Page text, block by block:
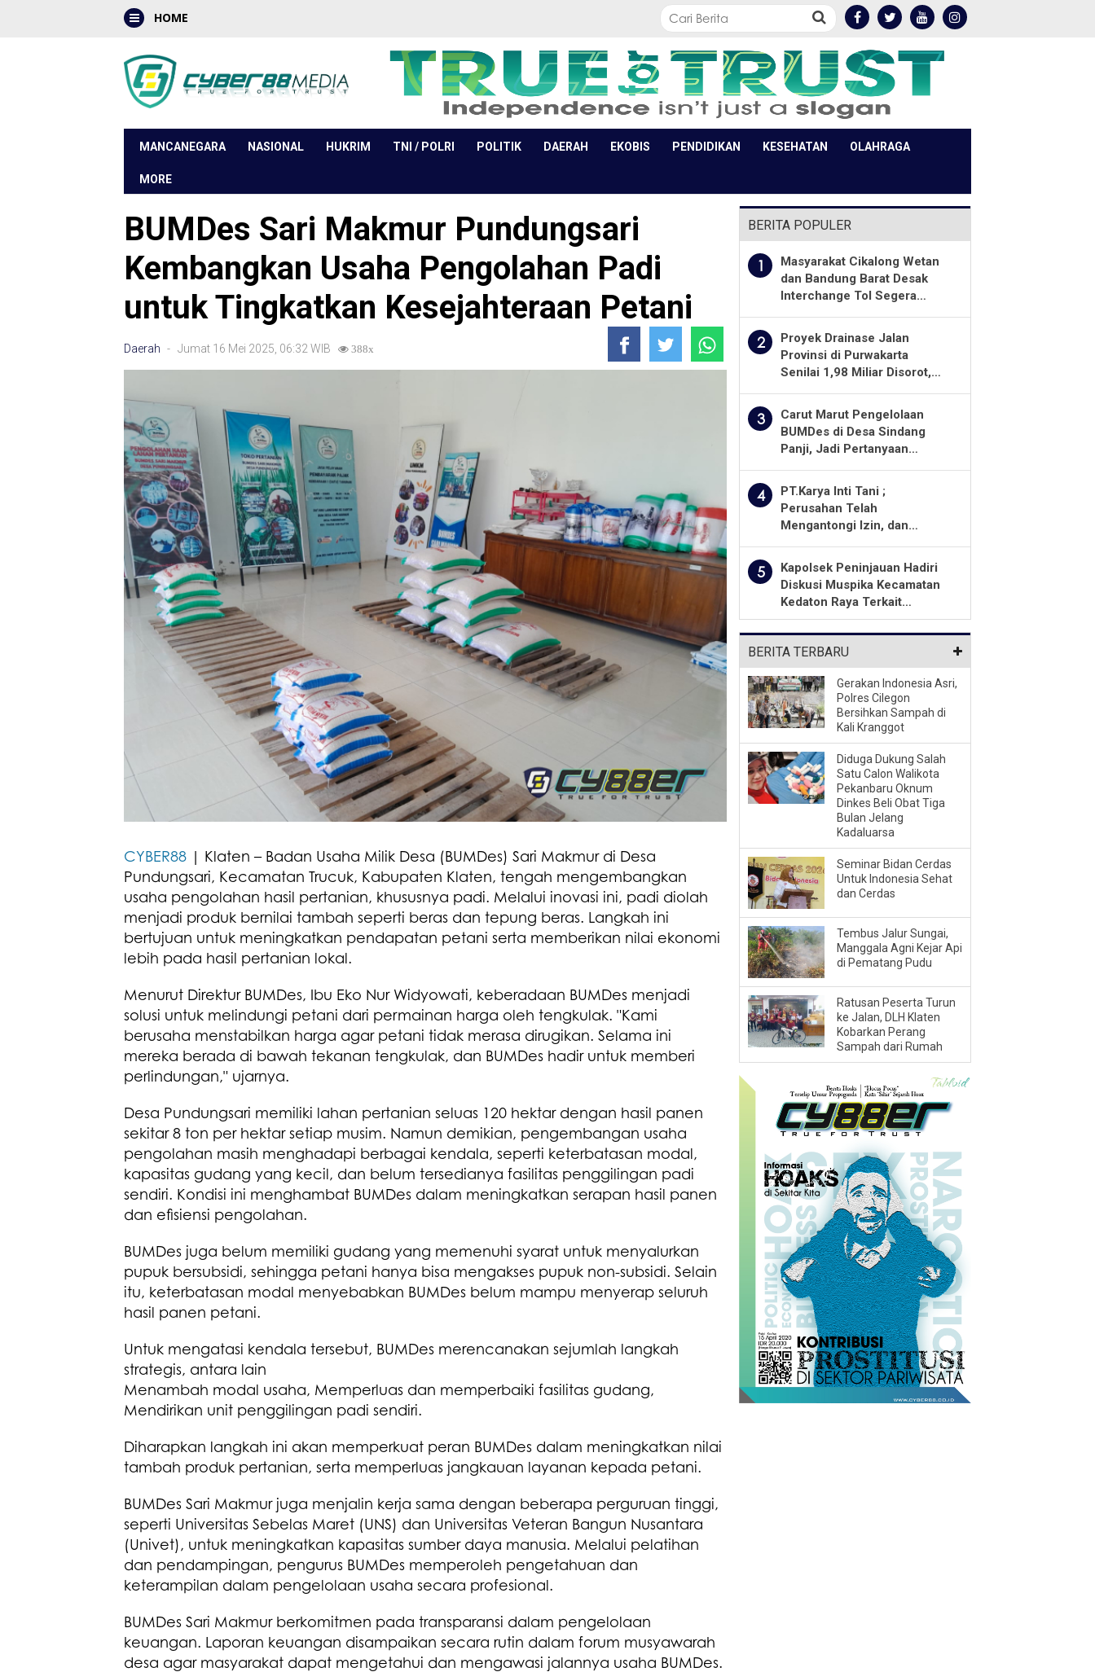
HOME
MANCANEGARA NASIONAL HUKRIM TNI / POLRI POLITIK DAERAH EKOBIS PENDIDIKAN KESEHATAN OLAHRAGA
MORE
BUMDes Sari Makmur Pundungsari
Kembangkan Usaha Pengolahan Padi
untuk Tingkatkan Kesejahteraan Petani
Daerah - Jumat 16 Mei 2025, 06:32 WIB 388x
CYBER88 | Klaten – Badan Usaha Milik Desa (BUMDes) Sari Makmur di Desa
Pundungsari, Kecamatan Trucuk, Kabupaten Klaten, tengah mengembangkan
usaha pengolahan hasil pertanian, khususnya padi. Melalui inovasi ini, padi diolah
menjadi produk bernilai tambah seperti beras dan tepung beras. Langkah ini
bertujuan untuk meningkatkan pendapatan petani serta memberikan nilai ekonomi
lebih pada hasil pertanian lokal.
Menurut Direktur BUMDes, Ibu Eko Nur Widyowati, keberadaan BUMDes menjadi
solusi untuk melindungi petani dari permainan harga oleh tengkulak. "Kami
berusaha menstabilkan harga agar petani tidak merasa dirugikan. Selama ini
mereka berada di bawah tekanan tengkulak, dan BUMDes hadir untuk memberi
perlindungan," ujarnya.
Desa Pundungsari memiliki lahan pertanian seluas 120 hektar dengan hasil panen
sekitar 8 ton per hektar setiap musim. Namun demikian, pengembangan usaha
pengolahan masih menghadapi berbagai kendala, seperti keterbatasan modal,
kapasitas gudang yang kecil, dan belum tersedianya fasilitas penggilingan padi
sendiri. Kondisi ini menghambat BUMDes dalam meningkatkan serapan hasil panen
dan efisiensi pengolahan.
BUMDes juga belum memiliki gudang yang memenuhi syarat untuk menyalurkan
pupuk bersubsidi, sehingga petani hanya bisa mengakses pupuk non-subsidi. Selain
itu, keterbatasan modal menyebabkan BUMDes belum mampu menyerap seluruh
hasil panen petani.
Untuk mengatasi kendala tersebut, BUMDes merencanakan sejumlah langkah
strategis, antara lain
Menambah modal usaha, Memperluas dan memperbaiki fasilitas gudang,
Mendirikan unit penggilingan padi sendiri.
Diharapkan langkah ini akan memperkuat peran BUMDes dalam meningkatkan nilai
tambah produk pertanian, serta memperluas jangkauan layanan kepada petani.
BUMDes Sari Makmur juga menjalin kerja sama dengan beberapa perguruan tinggi,
seperti Universitas Sebelas Maret (UNS) dan Universitas Veteran Bangun Nusantara
(Univet), untuk meningkatkan kapasitas sumber daya manusia. Melalui pelatihan
dan pendampingan, pengurus BUMDes memperoleh pengetahuan dan
keterampilan dalam pengelolaan usaha secara profesional.
BUMDes Sari Makmur berkomitmen pada transparansi dalam pengelolaan
keuangan. Laporan keuangan disampaikan secara rutin dalam forum musyawarah
desa agar masyarakat dapat mengetahui dan mengawasi jalannya usaha BUMDes.
BERITA POPULER
1
Masyarakat Cikalong Wetan
dan Bandung Barat Desak
Interchange Tol Segera
2
Proyek Drainase Jalan
Provinsi di Purwakarta
Senilai 1,98 Miliar Disorot,
Pekerjaan Diawasi Ketat
3
Carut Marut Pengelolaan
BUMDes di Desa Sindang
Panji, Jadi Pertanyaan
4
PT.Karya Inti Tani ;
Perusahan Telah
Mengantongi Izin, dan
Aturan Yang Berlaku
5
Kapolsek Peninjauan Hadiri
Diskusi Muspika Kecamatan
Kedaton Raya Terkait
Sengketa Lahan Kelompok
Tani Dengan PT. GNS
BERITA TERBARU
Gerakan Indonesia Asri,
Polres Cilegon
Bersihkan Sampah di
Kali Kranggot
Diduga Dukung Salah
Satu Calon Walikota
Pekanbaru Oknum
Dinkes Beli Obat Tiga
Bulan Jelang
Kadaluarsa
Seminar Bidan Cerdas
Untuk Indonesia Sehat
dan Cerdas
Tembus Jalur Sungai,
Manggala Agni Kejar Api
di Pematang Pudu
Ratusan Peserta Turun
ke Jalan, DLH Klaten
Kobarkan Perang
Sampah dari Rumah